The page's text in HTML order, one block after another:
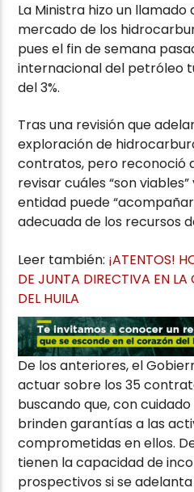
La Ministra hizo un
mercado de los
pues el fin de semana
internacional del petróleo
del 3%.
Tras una revisión que
exploración de
contratos, pero reconoció
revisar cuáles “son
entidad puede
adecuada de los recursos
Leer también: ¡ATENTOS!
DE JUNTA DIRECTIVA EN
DEL HUILA
De los anteriores, el
actuar sobre los 35
buscando que, con
brinden garantías a las
comprometidas en ellos.
tienen la capacidad de
prospectivos si se